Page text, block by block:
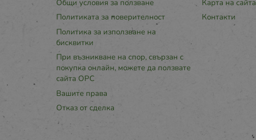
Общи условия за ползване
Политиката за поверителност
Политика за използване на
бисквитки
При възникване на спор, свързан с
покупка онлайн, можете да ползвате
сайта ОРС
Вашите права
Отказ от сделка
Карта на сайта
Контакти